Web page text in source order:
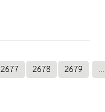
2677 2678 2679 ...